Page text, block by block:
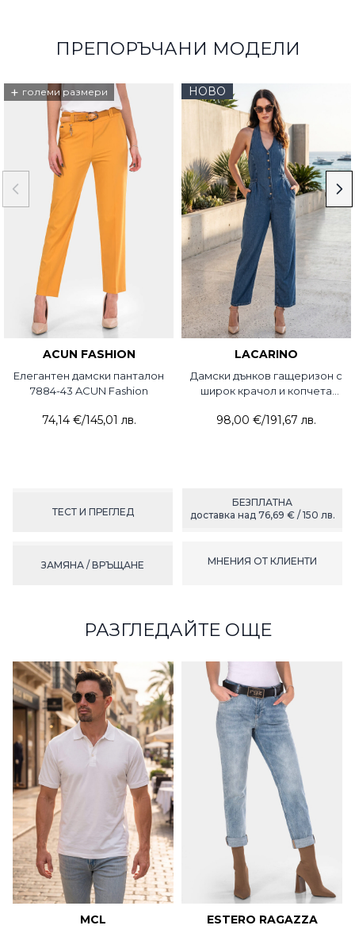
ПРЕПОРЪЧАНИ МОДЕЛИ
+ големи размери
ACUN FASHION
Елегантен дамски панталон
7884-43 ACUN Fashion
74,14 €/145,01 лв.
НОВО
LACARINO
Дамски дънков гащеризон с
широк крачол и копчета
98,00 €/191,67 лв.
ТЕСТ И ПРЕГЛЕД
БЕЗПЛАТНА
доставка над 76,69 € / 150 лв.
ЗАМЯНА / ВРЪЩАНЕ МНЕНИЯ ОТ КЛИЕНТИ
РАЗГЛЕДАЙТЕ ОЩЕ
MCL ESTERO RAGAZZA